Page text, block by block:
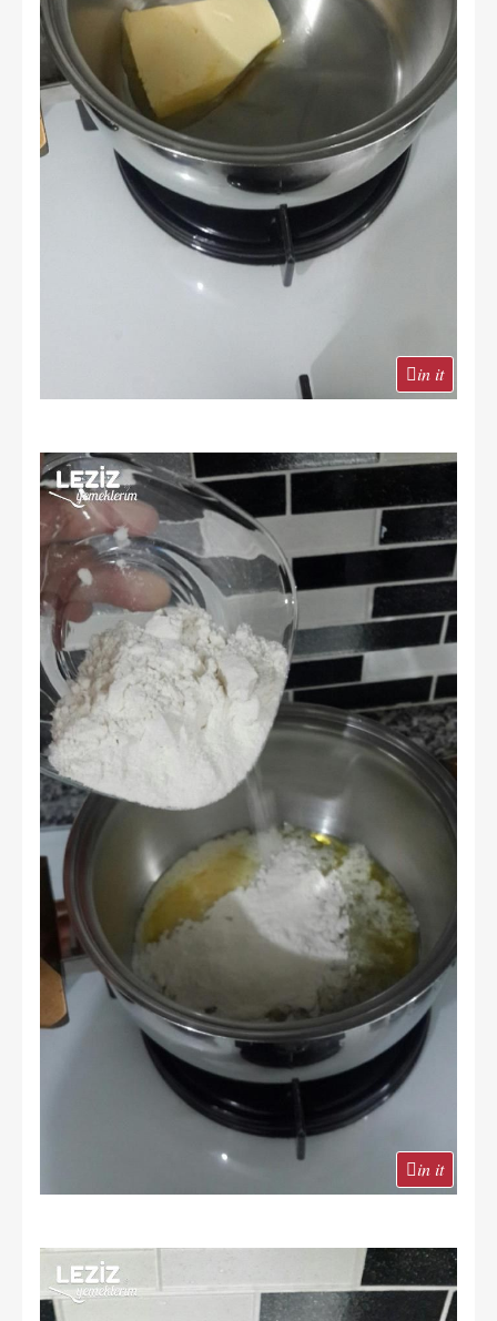
in it
in it